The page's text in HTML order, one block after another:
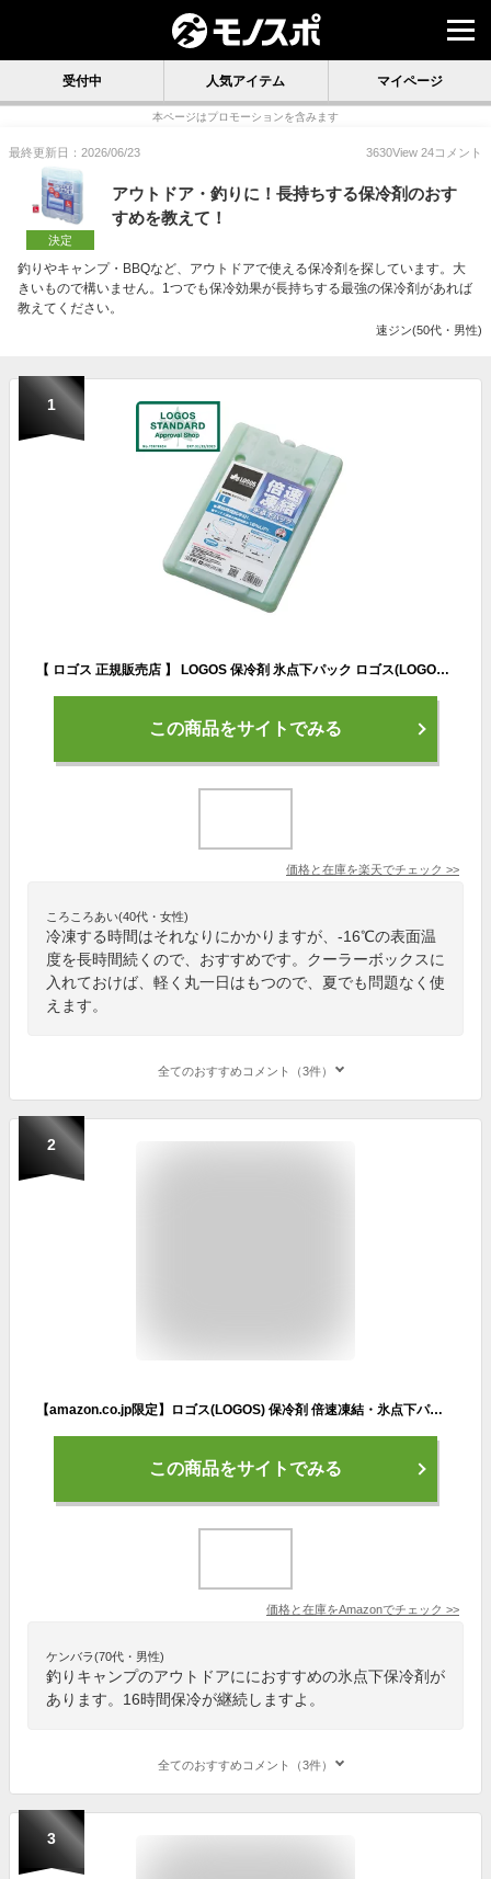
受付中 人気アイテム マイページ
本ページはプロモーションを含みます
最終更新日：2026/06/23 3630View 24コメント
決定
アウトドア・釣りに！長持ちする保冷剤のおす
すめを教えて！
釣りやキャンプ・BBQなど、アウトドアで使える保冷剤を探しています。大
きいもので構いません。1つでも保冷効果が長持ちする最強の保冷剤があれば
教えてください。
速ジン(50代・男性)
1
【 ロゴス 正規販売店 】 LOGOS 保冷剤 氷点下パック ロゴス(LOGOS) 倍速凍結・氷点下パックL No.81660641 保冷パック アウトドア キャンプ BBQ お弁当 運動会 長持ち あす楽 熱中症
この商品をサイトでみる
価格と在庫を楽天でチェック >>
ころころあい(40代・女性)
冷凍する時間はそれなりにかかりますが、-16℃の表面温
度を長時間続くので、おすすめです。クーラーボックスに
入れておけば、軽く丸一日はもつので、夏でも問題なく使
えます。
全てのおすすめコメント（3件）
2
【amazon.co.jp限定】ロゴス(LOGOS) 保冷剤 倍速凍結・氷点下パックXL・2個パック 長時間保冷
この商品をサイトでみる
価格と在庫をAmazonでチェック >>
ケンバラ(70代・男性)
釣りキャンプのアウトドアににおすすめの氷点下保冷剤が
あります。16時間保冷が継続しますよ。
全てのおすすめコメント（3件）
3